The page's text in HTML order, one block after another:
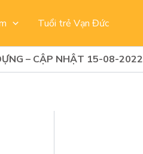
Tuổi trẻ Vạn Đức
– CẬP NHẬT 15-08-2022